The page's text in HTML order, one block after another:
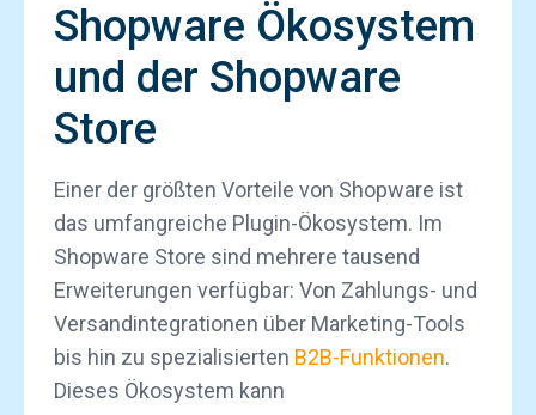
Shopware Ökosystem
und der Shopware
Store
Einer der größten Vorteile von Shopware ist
das umfangreiche Plugin-Ökosystem. Im
Shopware Store sind mehrere tausend
Erweiterungen verfügbar: Von Zahlungs- und
Versandintegrationen über Marketing-Tools
bis hin zu spezialisierten B2B-Funktionen.
Dieses Ökosystem kann